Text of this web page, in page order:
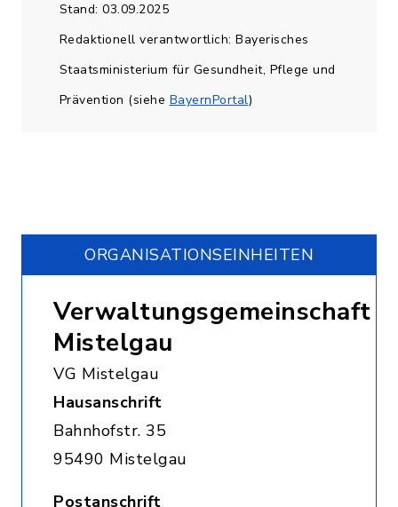
Stand: 03.09.2025
Redaktionell verantwortlich: Bayerisches
Staatsministerium für Gesundheit, Pflege und
Prävention (siehe BayernPortal)
ORGANISATIONS­EINHEITEN
Verwaltungsgemeinschaft
Mistelgau
VG Mistelgau
Hausanschrift
Bahnhofstr. 35
95490 Mistelgau
Postanschrift